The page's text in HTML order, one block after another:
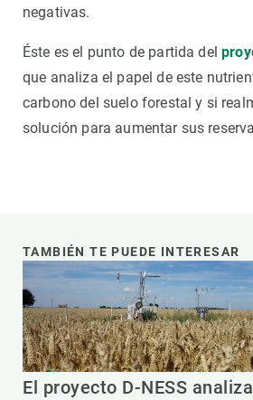
negativas.
Éste es el punto de partida del
que analiza el papel de este
carbono del suelo forestal y si
solución para aumentar sus
TAMBIÉN TE PUEDE INTERESAR
El proyecto D-NESS